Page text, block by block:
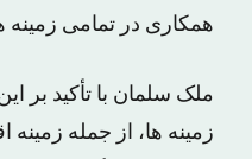
همکاری در تمامی زمینه
ملک سلمان با تأکید بر
زمینه ها، از جمله زمینه